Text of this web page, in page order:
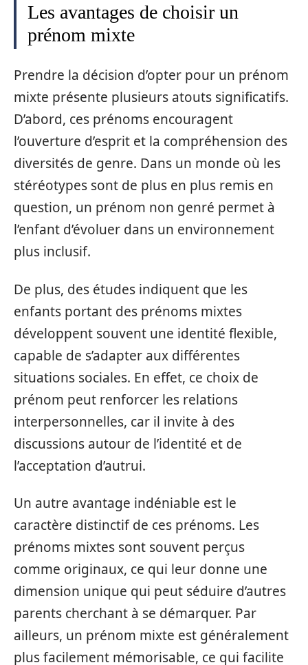
Les avantages de choisir un
prénom mixte
Prendre la décision d’opter pour un prénom
mixte présente plusieurs atouts significatifs.
D’abord, ces prénoms encouragent
l’ouverture d’esprit et la compréhension des
diversités de genre. Dans un monde où les
stéréotypes sont de plus en plus remis en
question, un prénom non genré permet à
l’enfant d’évoluer dans un environnement
plus inclusif.
De plus, des études indiquent que les
enfants portant des prénoms mixtes
développent souvent une identité flexible,
capable de s’adapter aux différentes
situations sociales. En effet, ce choix de
prénom peut renforcer les relations
interpersonnelles, car il invite à des
discussions autour de l’identité et de
l’acceptation d’autrui.
Un autre avantage indéniable est le
caractère distinctif de ces prénoms. Les
prénoms mixtes sont souvent perçus
comme originaux, ce qui leur donne une
dimension unique qui peut séduire d’autres
parents cherchant à se démarquer. Par
ailleurs, un prénom mixte est généralement
plus facilement mémorisable, ce qui facilite